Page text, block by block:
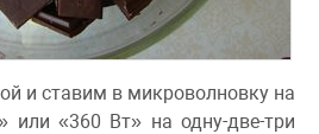
и ставим в микроволновку на
или «360 Вт» на одну-две-три